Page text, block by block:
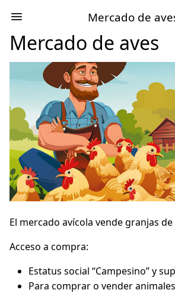
Mercado de
Mercado de aves
El mercado avícola vende granjas
Acceso a compra:
Estatus social “Campesino” y
Para comprar o vender